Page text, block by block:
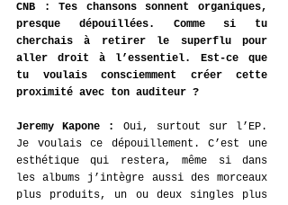
CNB : Tes chansons sonnent organiques,
presque dépouillées. Comme si tu
cherchais à retirer le superflu pour
aller droit à l’essentiel. Est-ce que
tu voulais consciemment créer cette
proximité avec ton auditeur ?
Jeremy Kapone : Oui, surtout sur l’EP.
Je voulais ce dépouillement. C’est une
esthétique qui restera, même si dans
les albums j’intègre aussi des morceaux
plus produits, un ou deux singles plus